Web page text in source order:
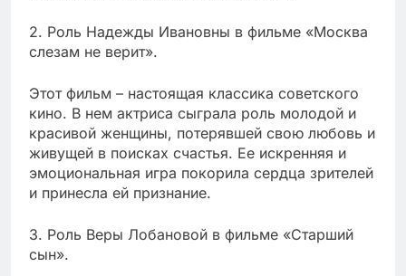
2. Роль Надежды Ивановны в фильме «Москва
слезам не верит».
Этот фильм – настоящая классика советского
кино. В нем актриса сыграла роль молодой и
красивой женщины, потерявшей свою любовь и
живущей в поисках счастья. Ее искренняя и
эмоциональная игра покорила сердца зрителей
и принесла ей признание.
3. Роль Веры Лобановой в фильме «Старший
сын».